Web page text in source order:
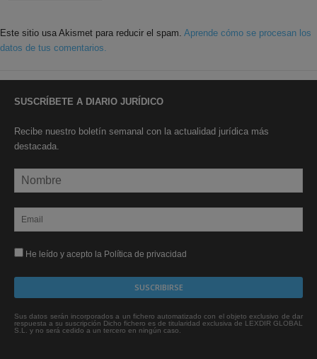
Este sitio usa Akismet para reducir el spam. Aprende cómo se procesan los
datos de tus comentarios.
SUSCRÍBETE A DIARIO JURÍDICO
Recibe nuestro boletín semanal con la actualidad jurídica más
destacada.
He leído y acepto la Política de privacidad
Sus datos serán incorporados a un fichero automatizado con el objeto exclusivo de dar
respuesta a su suscripción Dicho fichero es de titularidad exclusiva de LEXDIR GLOBAL
S.L. y no será cedido a un tercero en ningún caso.